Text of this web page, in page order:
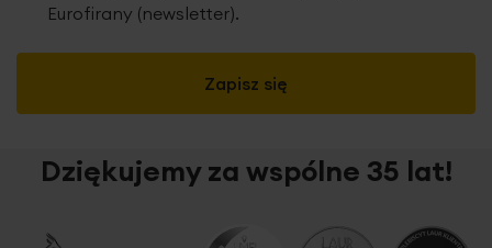
Zapisz się
Eurofirany (newsletter).
Dziękujemy za wspólne 35 lat!